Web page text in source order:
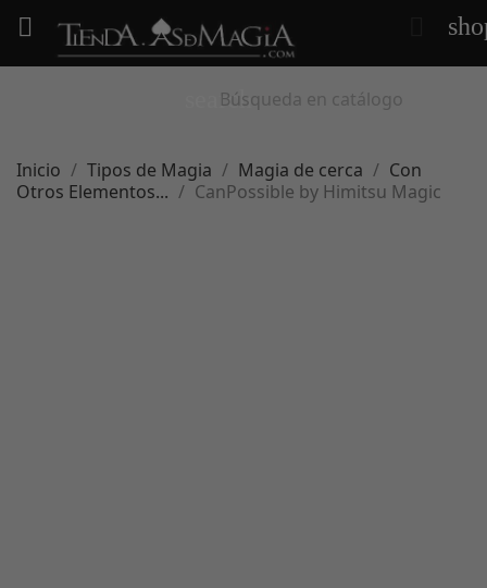

search
Inicio Tipos de Magia Magia de cerca
Con
Otros Elementos...
CanPossible by Himitsu Magic